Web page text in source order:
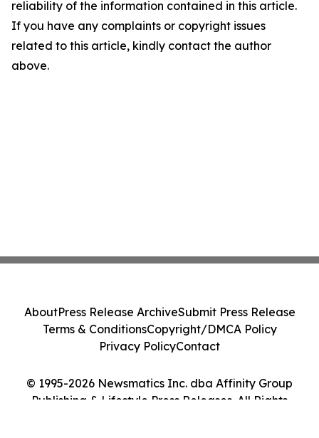
reliability of the information contained in this article.
If you have any complaints or copyright issues
related to this article, kindly contact the author
above.
© 1995-2026 Newsmatics Inc. dba Affinity Group
Publishing & Lifestyle Press Releases. All Rights
AboutPress Release ArchiveSubmit Press Release
Terms & ConditionsCopyright/DMCA Policy
Privacy PolicyContact